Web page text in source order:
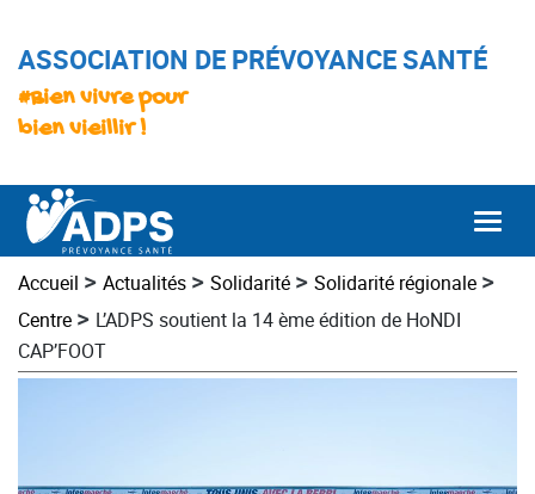
ASSOCIATION DE PRÉVOYANCE SANTÉ
#Bien vivre pour
bien vieillir !
Accueil > Actualités > Solidarité > Solidarité régionale >
Centre > L’ADPS soutient la 14 ème édition de HoNDI
CAP’FOOT